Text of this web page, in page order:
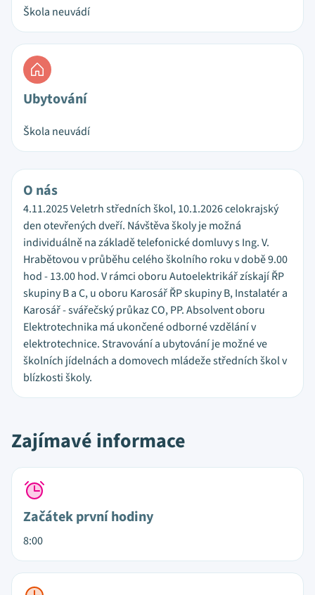
Škola neuvádí
Ubytování
Škola neuvádí
O nás
4.11.2025 Veletrh středních škol, 10.1.2026 celokrajský
den otevřených dveří. Návštěva školy je možná
individuálně na základě telefonické domluvy s Ing. V.
Hrabětovou v průběhu celého školního roku v době 9.00
hod - 13.00 hod. V rámci oboru Autoelektrikář získají ŘP
skupiny B a C, u oboru Karosář ŘP skupiny B, Instalatér a
Karosář - svářečský průkaz CO, PP. Absolvent oboru
Elektrotechnika má ukončené odborné vzdělání v
elektrotechnice. Stravování a ubytování je možné ve
školních jídelnách a domovech mládeže středních škol v
blízkosti školy.
Zajímavé informace
Začátek první hodiny
8:00